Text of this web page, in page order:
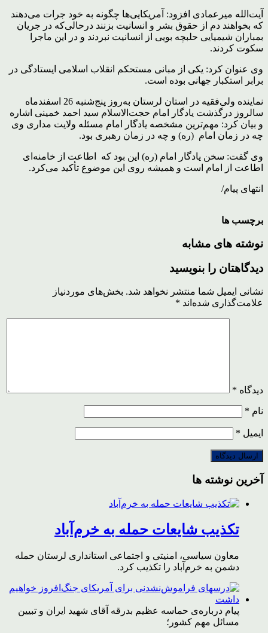
آیت‌الله میرعمادی افزود: آمریکایی‌ها چگونه به خود جرات می‌دهند
که بخواهند دم از حقوق بشر و انسانیت بزنند درحالی‌که در جریان
بمباران شیمیایی حلبچه بویی از انسانیت نبردند و در این ماجرا
سکوت کردند.
وی عنوان کرد: یکی از مبانی مستحکم انقلاب اسلامی ایستادگی در
برابر استکبار جهانی بوده است.
نماینده ولی‌فقیه در استان لرستان به‌روز پنج‌شنبه 26 اسفندماه
سالروز درگذشت یادگار امام حجت‌الاسلام سید احمد خمینی اشاره
و بیان کرد: مهم‌ترین مشخصه یادگار امام مسئله ولایت مداری وی
چه در زمان امام (ره) و چه در زمان رهبری بود.
وی گفت: سخن یادگار امام (ره) این بود که اطاعت از خامنه‌ای
اطاعت از امام است و همیشه روی این موضوع تأکید می‌کرد.
انتهای پیام/
برچسب ها
نوشته های مشابه
دیدگاهتان را بنویسید
نشانی ایمیل شما منتشر نخواهد شد. بخش‌های موردنیاز
علامت‌گذاری شده‌اند *
دیدگاه *
نام *
ایمیل *
آخرین نوشته ها
تکذیب شایعات حمله به خرم‌آباد
معاون سیاسی، امنیتی و اجتماعی استانداری لرستان حمله
دشمن به خرم‌آباد را تکذیب کرد.
پیام درباره‌ی حماسه عظیم بدرقه آقای شهید ایران و تبیین
مسائل مهم کشور؛